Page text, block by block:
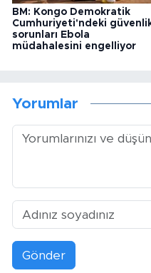
BM: Kongo Demokratik
Cumhuriyeti'ndeki
sorunları Ebola
müdahalesini engelliyor
Yorumlar
Gönder